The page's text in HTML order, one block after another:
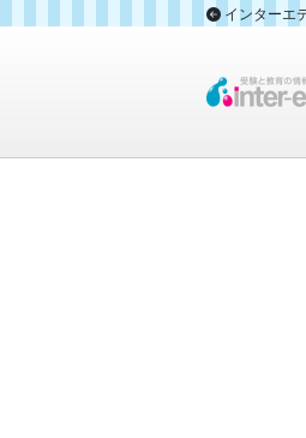
インターエ